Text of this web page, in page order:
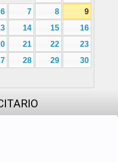
6 7 8
9
14 15
16
21 22
23
28 29
30